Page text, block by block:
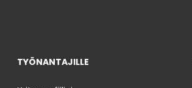
TYÖNANTAJILLE